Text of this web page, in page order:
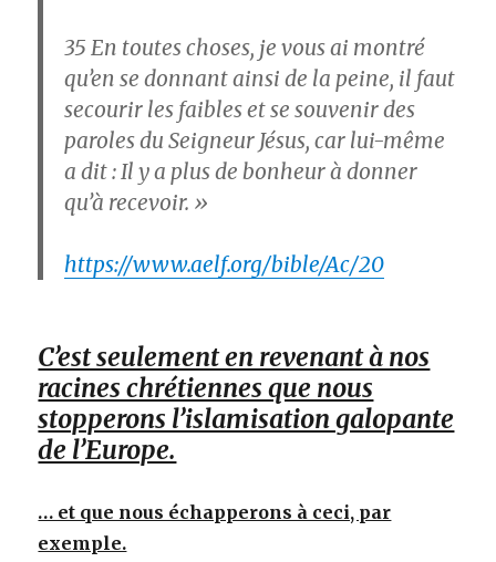
35 En toutes choses, je vous ai montré
qu’en se donnant ainsi de la peine, il faut
secourir les faibles et se souvenir des
paroles du Seigneur Jésus, car lui-même
a dit : Il y a plus de bonheur à donner
qu’à recevoir. »
https://www.aelf.org/bible/Ac/20
C’est seulement en revenant à nos
racines chrétiennes que nous
stopperons l’islamisation galopante
de l’Europe.
… et que nous échapperons à ceci, par
exemple.